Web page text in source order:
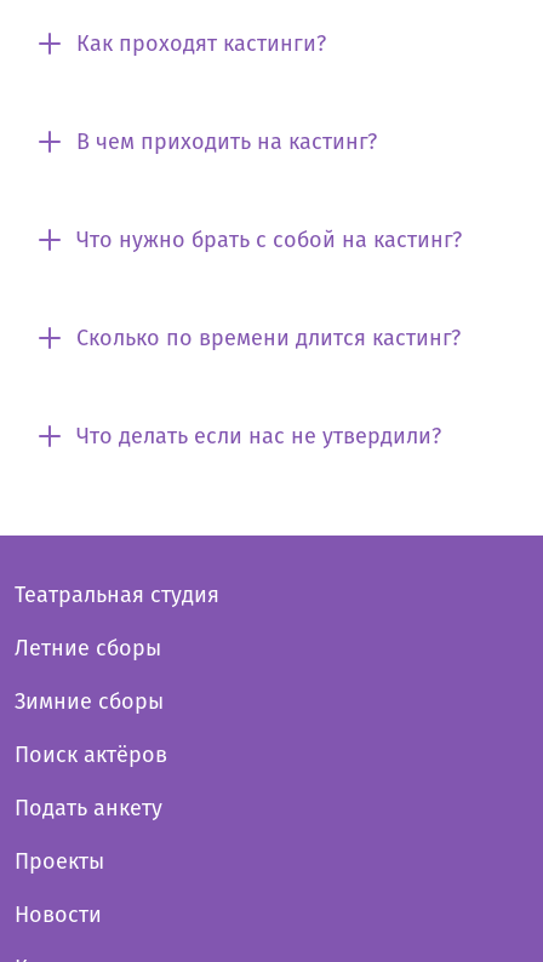
Как проходят кастинги?
В чем приходить на кастинг?
Что нужно брать с собой на кастинг?
Сколько по времени длится кастинг?
Что делать если нас не утвердили?
Театральная студия
Летние сборы
Зимние сборы
Поиск актёров
Подать анкету
Проекты
Новости